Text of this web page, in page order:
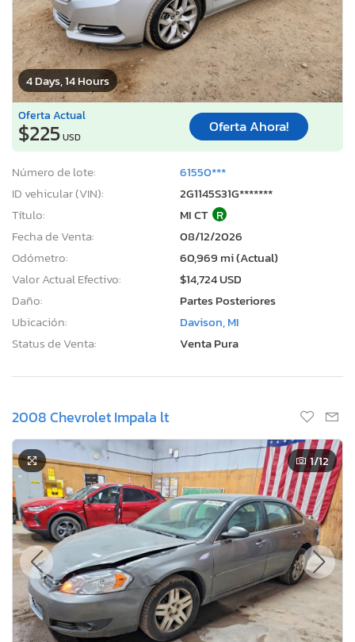
4 Days, 14 Hours
Oferta Actual
$225USD
Oferta Ahora!
Número de lote:
61550***
ID vehicular (VIN):
2G1145S31G*******
Título:
MI CT R
Fecha de Venta:
08/12/2026
Odómetro:
60,969 mi (Actual)
Valor Actual Efectivo:
$14,724 USD
Daño:
Partes Posteriores
Ubicación:
Davison, MI
Status de Venta:
Venta Pura
2008 Chevrolet Impala lt
1/12